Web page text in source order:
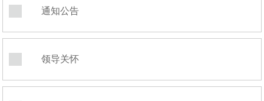
通知公告
领导关怀